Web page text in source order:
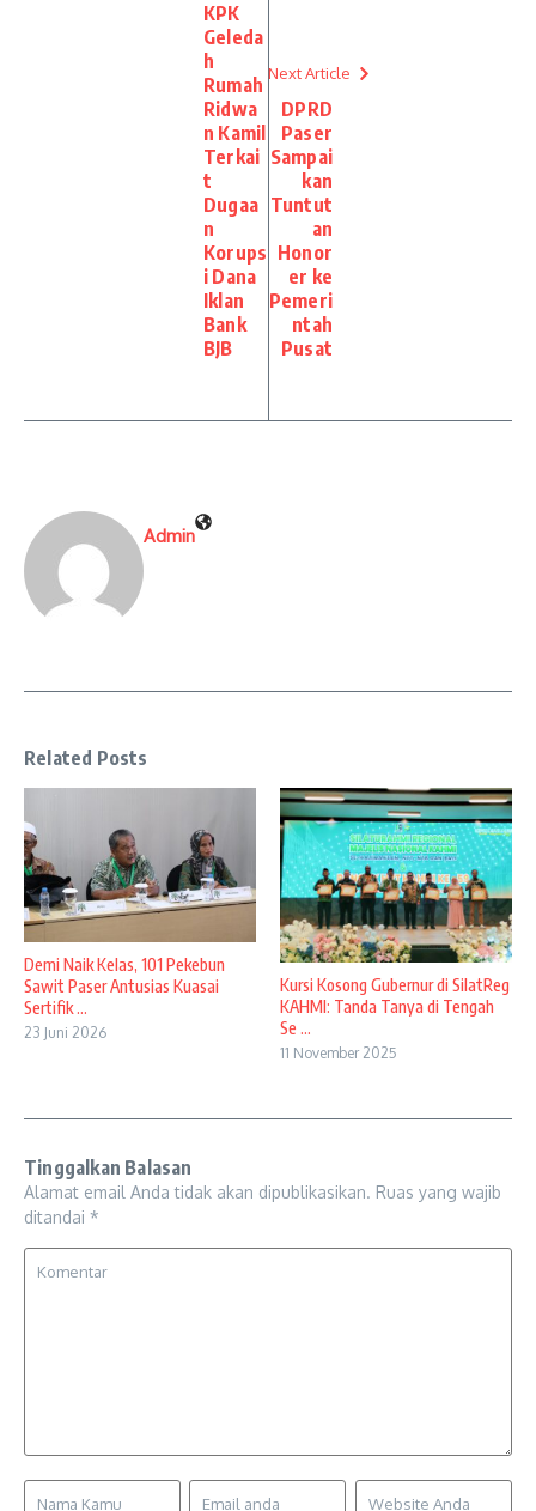
KPK
Geleda
h
Rumah
Ridwa
n Kamil
Terkai
t
Dugaa
n
Korups
i Dana
Iklan
Bank
BJB
Next Article
DPRD
Paser
Sampai
kan
Tuntut
an
Honor
er ke
Pemeri
ntah
Pusat
Admin
Related Posts
Demi Naik Kelas, 101 Pekebun
Sawit Paser Antusias Kuasai
Sertifik ...
23 Juni 2026
Kursi Kosong Gubernur di SilatReg
KAHMI: Tanda Tanya di Tengah
Se ...
11 November 2025
Tinggalkan Balasan
Alamat email Anda tidak akan dipublikasikan. Ruas yang wajib
ditandai *